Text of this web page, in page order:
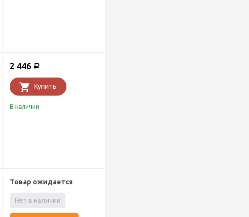
2 446 Р
Купить
В наличии
Товар ожидается
Нет в наличии